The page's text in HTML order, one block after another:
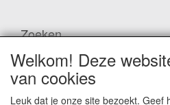
Zoeken
Waar ben je naar op zoek?
Welkom! Deze
van cookies
Leuk dat je onze site bezoekt. Geef